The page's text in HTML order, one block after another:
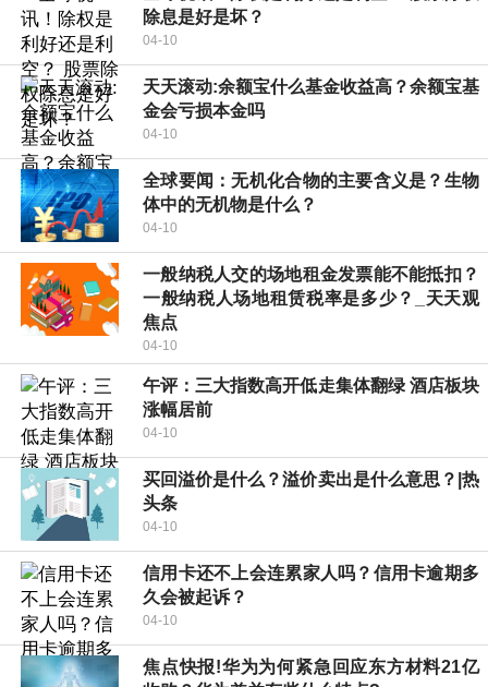
除息是好是坏？
04-10
天天滚动:余额宝什么基金收益高？余额宝基
金会亏损本金吗
04-10
全球要闻：无机化合物的主要含义是？生物
体中的无机物是什么？
04-10
一般纳税人交的场地租金发票能不能抵扣？
一般纳税人场地租赁税率是多少？_天天观
焦点
04-10
午评：三大指数高开低走集体翻绿 酒店板块
涨幅居前
04-10
买回溢价是什么？溢价卖出是什么意思？|热
头条
04-10
信用卡还不上会连累家人吗？信用卡逾期多
久会被起诉？
04-10
焦点快报!华为为何紧急回应东方材料21亿